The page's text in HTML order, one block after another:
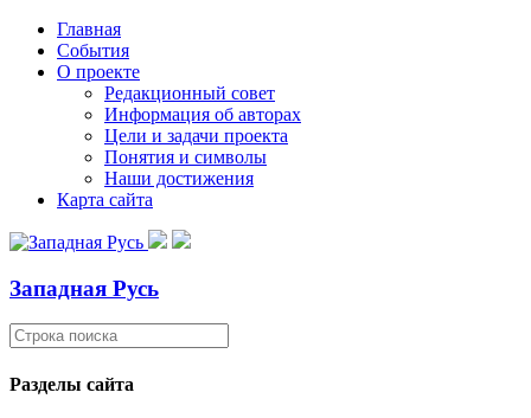
Главная
События
О проекте
Редакционный совет
Информация об авторах
Цели и задачи проекта
Понятия и символы
Наши достижения
Карта сайта
Западная Русь
Разделы сайта